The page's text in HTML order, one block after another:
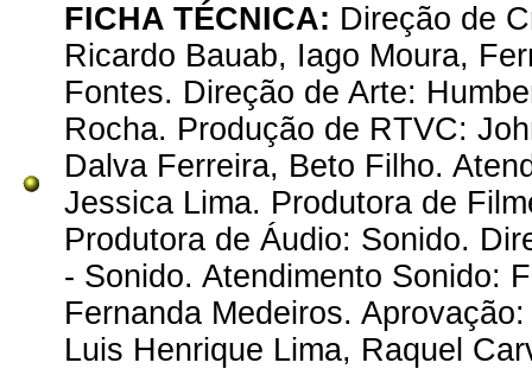
FICHA TÉCNICA: Direção de
Ricardo Bauab, Iago Moura,
Fontes. Direção de Arte:
Rocha. Produção de RTVC:
Dalva Ferreira, Beto Filho.
Jessica Lima. Produtora de
Produtora de Áudio: Sonido.
- Sonido. Atendimento Sonido:
Fernanda Medeiros.
Luis Henrique Lima, Raquel